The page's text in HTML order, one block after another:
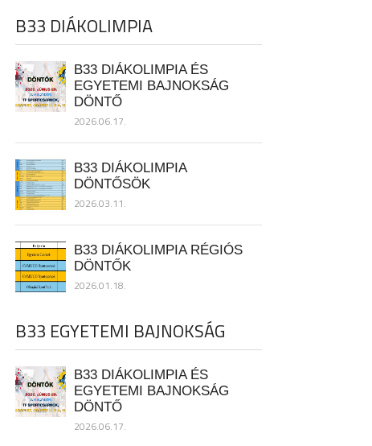
B33 DIÁKOLIMPIA
B33 DIÁKOLIMPIA ÉS
EGYETEMI BAJNOKSÁG
DÖNTŐ
2026.06.17.
B33 DIÁKOLIMPIA
DÖNTŐSÖK
2026.03.11.
B33 DIÁKOLIMPIA RÉGIÓS
DÖNTŐK
2026.01.18.
B33 EGYETEMI BAJNOKSÁG
B33 DIÁKOLIMPIA ÉS
EGYETEMI BAJNOKSÁG
DÖNTŐ
2026.06.17.